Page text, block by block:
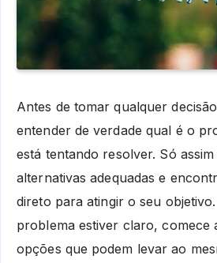
Antes de tomar qualquer
entender de verdade qual é o
está tentando resolver. Só
alternativas adequadas e
direto para atingir o seu
problema estiver claro, comece
opções que podem levar ao